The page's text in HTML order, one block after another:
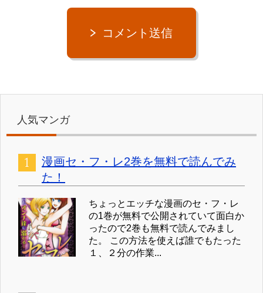
コメント送信
人気マンガ
漫画セ・フ・レ2巻を無料で読んでみ
た！
ちょっとエッチな漫画のセ・フ・レ
の1巻が無料で公開されていて面白か
ったので2巻も無料で読んでみまし
た。 この方法を使えば誰でもたった
１、２分の作業...